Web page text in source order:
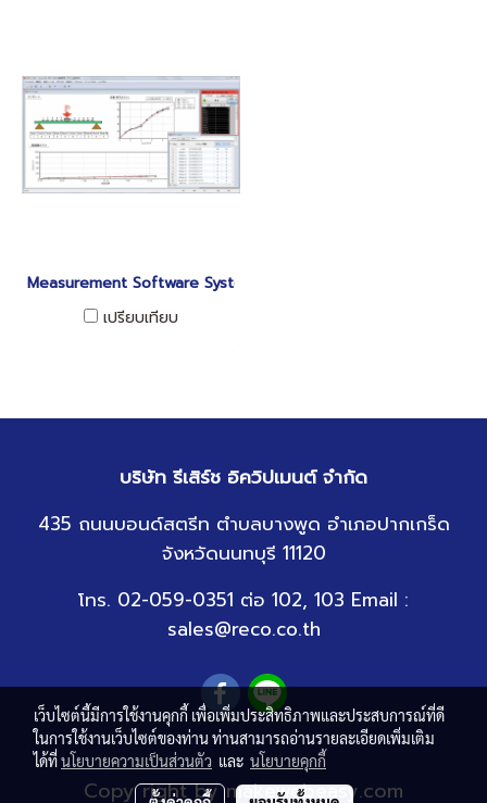
Measurement Software System
เปรียบเทียบ
บริษัท รีเสิร์ช อิควิปเมนต์ จำกัด
435 ถนนบอนด์สตรีท ตำบลบางพูด อำเภอปากเกร็ด
จังหวัดนนทบุรี 11120
โทร. 02-059-0351 ต่อ 102, 103 Email :
sales@reco.co.th
Copy right by makewebeasy.com
เว็บไซต์นี้มีการใช้งานคุกกี้ เพื่อเพิ่มประสิทธิภาพและประสบการณ์ที่ดี
ในการใช้งานเว็บไซต์ของท่าน ท่านสามารถอ่านรายละเอียดเพิ่มเติม
ได้ที่นโยบายความเป็นส่วนตัว และ นโยบายคุกกี้